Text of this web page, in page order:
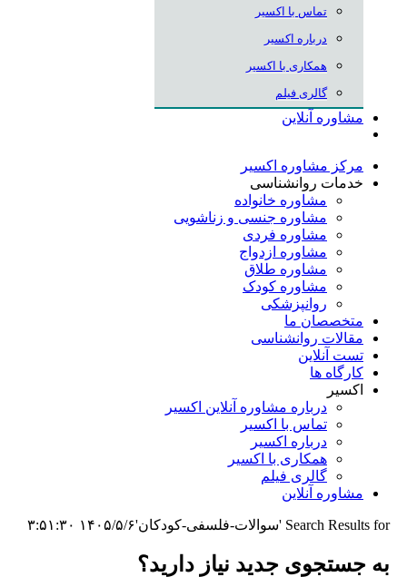
تماس با اکسیر
درباره اکسیر
همکاری با اکسیر
گالری فیلم
مشاوره آنلاین
مرکز مشاوره اکسیر
خدمات روانشناسی
مشاوره خانواده
مشاوره جنسی و زناشویی
مشاوره فردی
مشاوره ازدواج
مشاوره طلاق
مشاوره کودک
روانپزشکی
متخصصان ما
مقالات روانشناسی
تست آنلاین
کارگاه ها
اکسیر
درباره مشاوره آنلاین اکسیر
تماس با اکسیر
درباره اکسیر
همکاری با اکسیر
گالری فیلم
مشاوره آنلاین
Search Results for 'سوالات-فلسفی-کودکان' ۱۴۰۵/۵/۶ ۳:۵۱:۳۰
به جستجوی جديد نياز داريد؟